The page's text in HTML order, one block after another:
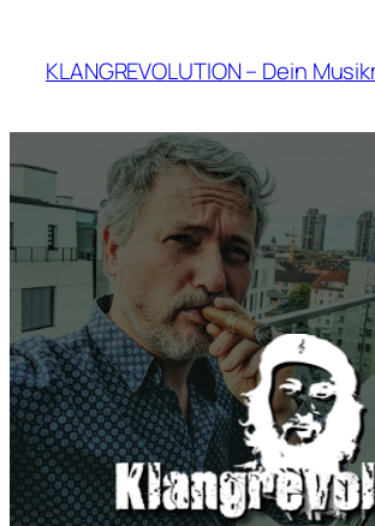
springen
KLANGREVOLUTION – Dein